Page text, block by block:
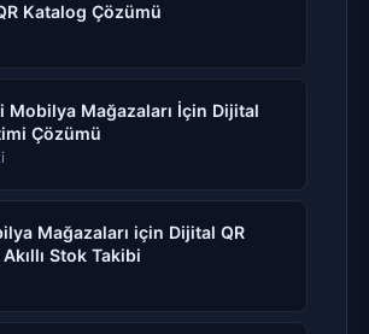
Katalog Çözümü
Mobilya Mağazaları İçin Dijital
Çözümü
Mağazaları için Dijital QR
Stok Takibi